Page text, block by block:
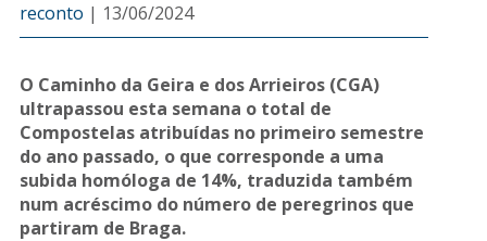
reconto | 13/06/2024
O Caminho da Geira e dos Arrieiros (CGA)
ultrapassou esta semana o total de
Compostelas atribuídas no primeiro semestre
do ano passado, o que corresponde a uma
subida homóloga de 14%, traduzida também
num acréscimo do número de peregrinos que
partiram de Braga.